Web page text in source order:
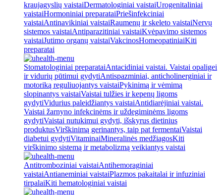
kraujagyslių vaistaiDermatologiniai vaistaiUrogenitaliniai
vaistaiHormoniniai preparataiPriešinfekciniai
vaistaiAntinavikiniai vaistaiRaumenų ir skeleto vaistaiNervų
sistemos vaistaiAntiparazitiniai vaistaiKvėpavimo sistemos
vaistaiJutimo organų vaistaiVakcinosHomeopatiniaiKiti
preparatai
Stomatologiniai preparataiAntacidiniai vaistai. Vaistai opaligei
ir vidurių pūtimui gydytiAntispazminiai, anticholinerginiai ir
motoriką reguliuojantys vaistaiPykinimą ir vėmimą
slopinantys vaistaiVaistai tulžies ir kepenų ligoms
gydytiVidurius paleidžiantys vaistaiAntidiarėjiniai vaistai.
Vaistai žarnyno infekcinėms ir uždegiminėms ligoms
gydytiVaistai nutukimui gydyti, išskyrus dietinius
produktusVirškinimą gerinantys, taip pat fermentaiVaistai
diabetui gydytiVitaminaiMineralinės medžiagosKiti
virškinimo sistemą ir metabolizmą veikiantys vaistai
Antitromboziniai vaistaiAntihemoraginiai
vaistaiAntianeminiai vaistaiPlazmos pakaitalai ir infuziniai
tirpalaiKiti hematologiniai vaistai